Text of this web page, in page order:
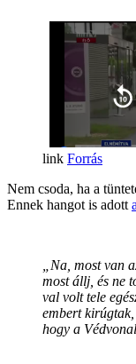
Forrás
Nem csoda, ha a
Ennek hangot is adott
„Na, most van
most állj, és ne
val volt tele
embert
hogy a